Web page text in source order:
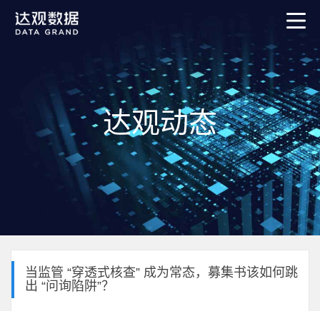
达观动态
当监管 “穿透式核查” 成为常态，募集书该如何跳
出 “问询陷阱”？